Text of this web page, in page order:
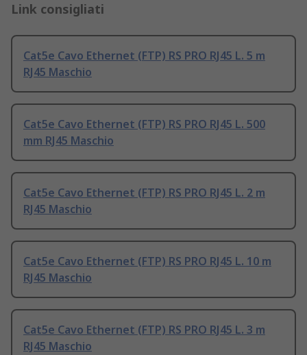
Link consigliati
Cat5e Cavo Ethernet (FTP) RS PRO RJ45 L. 5 m
RJ45 Maschio
Cat5e Cavo Ethernet (FTP) RS PRO RJ45 L. 500
mm RJ45 Maschio
Cat5e Cavo Ethernet (FTP) RS PRO RJ45 L. 2 m
RJ45 Maschio
Cat5e Cavo Ethernet (FTP) RS PRO RJ45 L. 10 m
RJ45 Maschio
Cat5e Cavo Ethernet (FTP) RS PRO RJ45 L. 3 m
RJ45 Maschio